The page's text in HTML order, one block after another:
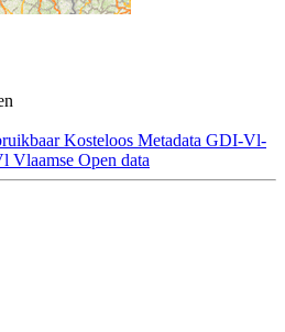
Kosteloos Metadata GDI-Vl-
Vlaamse Open data